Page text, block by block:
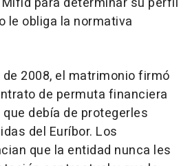
le obliga la normativa
2008, el matrimonio firmó
de permuta financiera
debía de protegerles
del Euríbor. Los
que la entidad nunca les